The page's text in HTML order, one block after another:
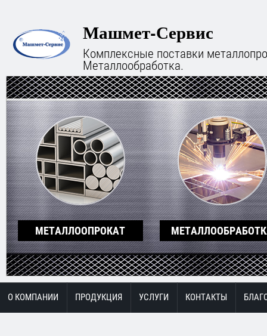
Машмет-Сервис
Комплексные поставки
Металлообработка.
МЕТАЛЛООПРОКАТ
О КОМПАНИИ ПРОДУКЦИЯ УСЛУГИ КОНТАКТЫ